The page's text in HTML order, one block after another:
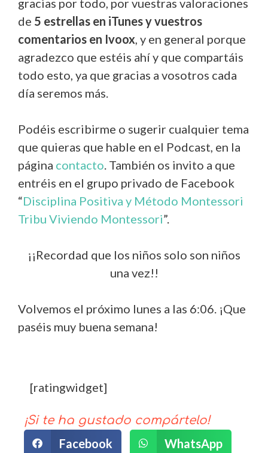
gracias por todo, por vuestras valoraciones
de 5 estrellas en iTunes y vuestros
comentarios en Ivoox, y en general porque
agradezco que estéis ahí y que compartáis
todo esto, ya que gracias a vosotros cada
día seremos más.
Podéis escribirme o sugerir cualquier tema
que quieras que hable en el Podcast, en la
página contacto. También os invito a que
entréis en el grupo privado de Facebook
“Disciplina Positiva y Método Montessori
Tribu Viviendo Montessori”.
¡¡Recordad que los niños solo son niños
una vez!!
Volvemos el próximo lunes a las 6:06. ¡Que
paséis muy buena semana!
[ratingwidget]
¡Si te ha gustado compártelo!
Facebook WhatsApp